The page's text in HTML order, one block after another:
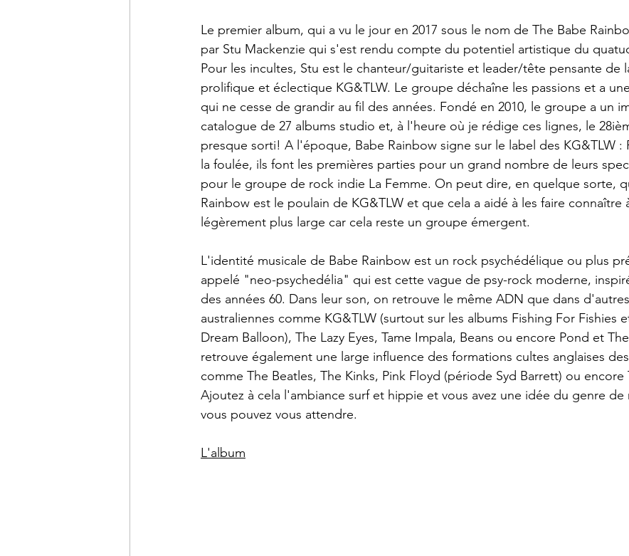
Le premier album, qui a vu le jour en 2017 sous le nom de The Babe
par Stu Mackenzie qui s'est rendu compte du potentiel artistique du
Pour les incultes, Stu est le chanteur/guitariste et leader/tête pensante de
prolifique et éclectique KG&TLW. Le groupe déchaîne les passions et a
qui ne cesse de grandir au fil des années. Fondé en 2010, le groupe a un
catalogue de 27 albums studio et, à l'heure où je rédige ces lignes, le
presque sorti! A l'époque, Babe Rainbow signe sur le label des KG&TLW :
la foulée, ils font les premières parties pour un grand nombre de leurs
pour le groupe de rock indie La Femme. On peut dire, en quelque sorte,
Rainbow est le poulain de KG&TLW et que cela a aidé à les faire connaître
légèrement plus large car cela reste un groupe émergent.
L'identité musicale de Babe Rainbow est un rock psychédélique ou plus
appelé "neo-psychedélia" qui est cette vague de psy-rock moderne,
des années 60. Dans leur son, on retrouve le même ADN que dans
australiennes comme KG&TLW (surtout sur les albums Fishing For Fishies
Dream Balloon), The Lazy Eyes, Tame Impala, Beans ou encore Pond et
retrouve également une large influence des formations cultes anglaises
comme The Beatles, The Kinks, Pink Floyd (période Syd Barrett) ou encore
Ajoutez à cela l'ambiance surf et hippie et vous avez une idée du genre de
vous pouvez vous attendre.
L'album